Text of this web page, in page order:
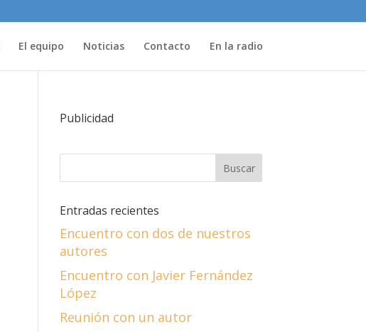
El equipo Noticias Contacto En la radio
Publicidad
Entradas recientes
Encuentro con dos de nuestros
autores
Encuentro con Javier Fernández
López
Reunión con un autor